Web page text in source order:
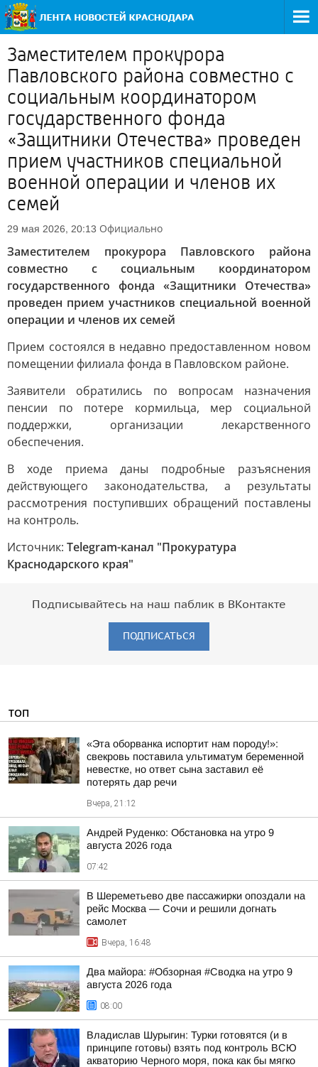
Заместителем прокурора
Павловского района совместно с
социальным координатором
государственного фонда
«Защитники Отечества» проведен
прием участников специальной
военной операции и членов их
семей
29 мая 2026, 20:13 Официально
Заместителем прокурора Павловского района
совместно с социальным координатором
государственного фонда «Защитники Отечества»
проведен прием участников специальной военной
операции и членов их семей
Прием состоялся в недавно предоставленном новом
помещении филиала фонда в Павловском районе.
Заявители обратились по вопросам назначения
пенсии по потере кормильца, мер социальной
поддержки, организации лекарственного
обеспечения.
В ходе приема даны подробные разъяснения
действующего законодательства, а результаты
рассмотрения поступивших обращений поставлены
на контроль.
Источник: Telegram-канал "Прокуратура
Краснодарского края"
Подписывайтесь на наш паблик в ВКонтакте
ПОДПИСАТЬСЯ
ТОП
«Эта оборванка испортит нам породу!»:
свекровь поставила ультиматум беременной
невестке, но ответ сына заставил её
потерять дар речи
Вчера, 21:12
Андрей Руденко: Обстановка на утро 9
августа 2026 года
07:42
В Шереметьево две пассажирки опоздали на
рейс Москва — Сочи и решили догнать
самолет
Вчера, 16:48
Два майора: #Обзорная #Сводка на утро 9
августа 2026 года
08:00
Владислав Шурыгин: Турки готовятся (и в
принципе готовы) взять под контроль ВСЮ
акваторию Черного моря, пока как бы мягко